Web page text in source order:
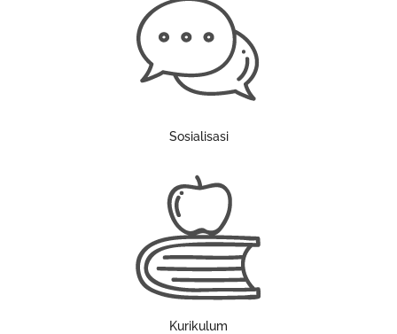
Sosialisasi
Kurikulum